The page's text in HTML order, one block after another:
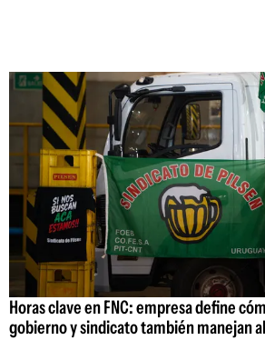
Horas clave en FNC: empresa define
gobierno y sindicato también manejan